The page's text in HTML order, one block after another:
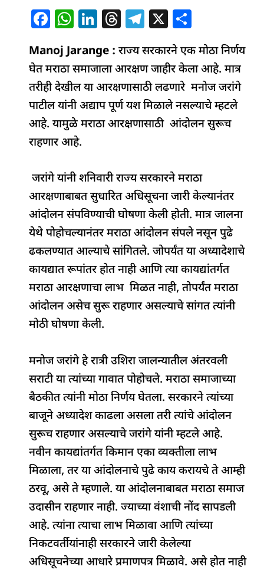
F
c
e
b
o
o
k
W
at
s
A
p
p
Li
k
e
dI
n
T
re
a
d
s
T
e
g
ra
m
X
ar
e
Manoj Jarange :राज्य सरकारने एक मोठा निर्णय
घेत मराठा समाजाला आरक्षण जाहीर केला आहे. मात्र
तरीही देखील या आरक्षणासाठी लढणारे मनोज जरांगे
पाटील यांनी अद्याप पूर्ण यश मिळाले नसल्याचे म्हटले
आहे. यामुळे मराठा आरक्षणासाठी आंदोलन सुरूच
राहणार आहे.
जरांगे यांनी शनिवारी राज्य सरकारने मराठा
आरक्षणाबाबत सुधारित अधिसूचना जारी केल्यानंतर
आंदोलन संपविण्याची घोषणा केली होती. मात्र जालना
येथे पोहोचल्यानंतर मराठा आंदोलन संपले नसून पुढे
ढकलण्यात आल्याचे सांगितले. जोपर्यंत या अध्यादेशाचे
कायद्यात रूपांतर होत नाही आणि त्या कायद्यांतर्गत
मराठा आरक्षणाचा लाभ मिळत नाही, तोपर्यंत मराठा
आंदोलन असेच सुरू राहणार असल्याचे सांगत त्यांनी
मोठी घोषणा केली.
मनोज जरांगे हे रात्री उशिरा जालन्यातील अंतरवली
सराटी या त्यांच्या गावात पोहोचले. मराठा समाजाच्या
बैठकीत त्यांनी मोठा निर्णय घेतला. सरकारने त्यांच्या
बाजूने अध्यादेश काढला असला तरी त्यांचे आंदोलन
सुरूच राहणार असल्याचे जरांगे यांनी म्हटले आहे.
नवीन कायद्यांतर्गत किमान एका व्यक्तीला लाभ
मिळाला, तर या आंदोलनाचे पुढे काय करायचे ते आम्ही
ठरवू, असे ते म्हणाले. या आंदोलनाबाबत मराठा समाज
उदासीन राहणार नाही. ज्याच्या वंशाची नोंद सापडली
आहे. त्यांना त्याचा लाभ मिळावा आणि त्यांच्या
निकटवर्तीयांनाही सरकारने जारी केलेल्या
अधिसूचनेच्या आधारे प्रमाणपत्र मिळावे. असे होत नाही